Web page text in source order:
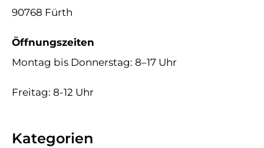
c
h
90768 Fürth
Öffnungszeiten
Montag bis Donnerstag: 8–17 Uhr
Freitag: 8-12 Uhr
Kategorien